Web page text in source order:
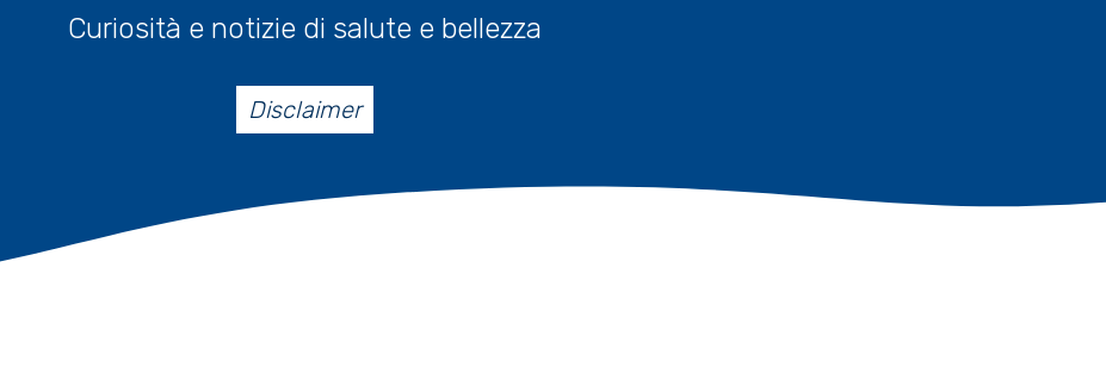
Curiosità e notizie di salute e bellezza
Disclaimer